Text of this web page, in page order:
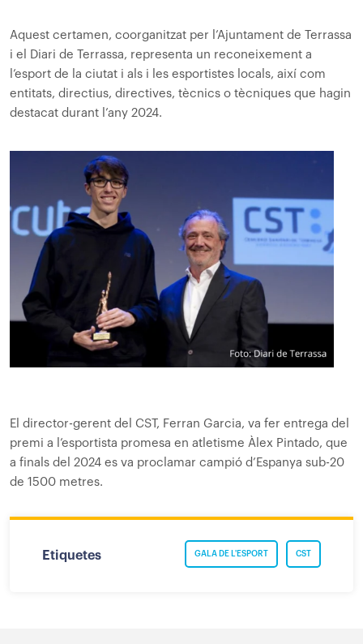
Aquest certamen, coorganitzat per l’Ajuntament de Terrassa
i el Diari de Terrassa, representa un reconeixement a
l’esport de la ciutat i als i les esportistes locals, així com
entitats, directius, directives, tècnics o tècniques que hagin
destacat durant l’any 2024.
El director-gerent del CST, Ferran Garcia, va fer entrega del
premi a l’esportista promesa en atletisme Àlex Pintado, que
a finals del 2024 es va proclamar campió d’Espanya sub-20
de 1500 metres.
Etiquetes CST
GALA DE L'ESPORT